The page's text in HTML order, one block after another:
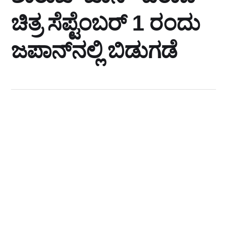
ಚಿತ್ರ ಸೆಪ್ಟೆಂಬರ್ 1 ರಂದು
ಜಪಾನ್‌ನಲ್ಲಿ ಬಿಡುಗಡೆ